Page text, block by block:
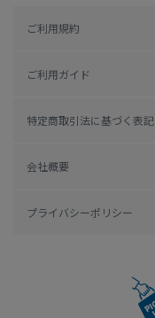
ご利用規約
ご利用ガイド
特定商取引法に基づく表記
会社概要
プライバシーポリシー